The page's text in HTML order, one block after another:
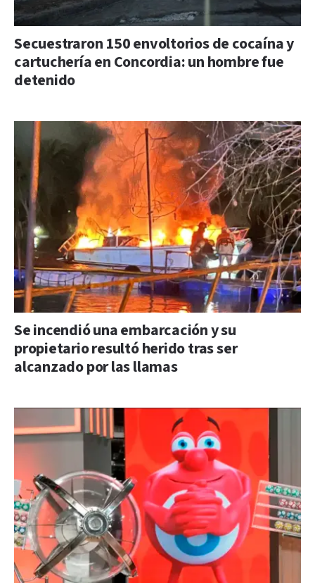
Secuestraron 150 envoltorios de cocaína y
cartuchería en Concordia: un hombre fue
detenido
Se incendió una embarcación y su
propietario resultó herido tras ser
alcanzado por las llamas